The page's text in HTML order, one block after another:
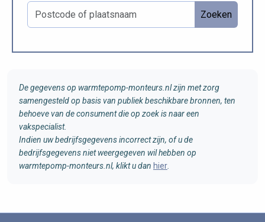
Zoeken
De gegevens op warmtepomp-monteurs.nl zijn met zorg
samengesteld op basis van publiek beschikbare bronnen, ten
behoeve van de consument die op zoek is naar een
vakspecialist.
Indien uw bedrijfsgegevens incorrect zijn, of u de
bedrijfsgegevens niet weergegeven wil hebben op
warmtepomp-monteurs.nl, klikt u dan hier